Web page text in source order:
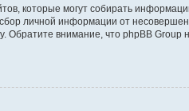
которые могут собирать
личной информации от
Обратите внимание, что phpBB Group